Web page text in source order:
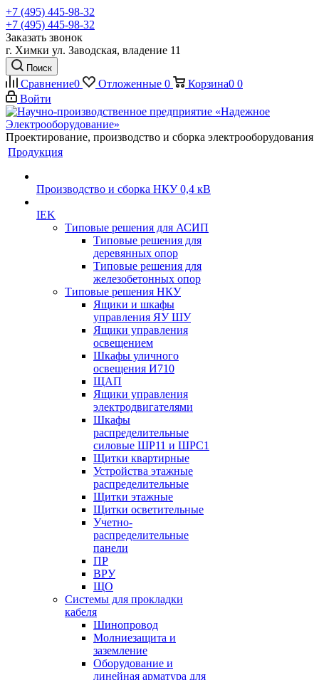
+7 (495) 445-98-32
+7 (495) 445-98-32
Заказать звонок
г. Химки ул. Заводская, владение 11
Поиск
Сравнение0 Отложенные 0 Корзина0 0
Войти
Проектирование, производство и сборка электрооборудования
Продукция
Производство и сборка НКУ 0,4 кВ
IEK
Типовые решения для АСИП
Типовые решения для
деревянных опор
Типовые решения для
железобетонных опор
Типовые решения НКУ
Ящики и шкафы
управления ЯУ ШУ
Ящики управления
освещением
Шкафы уличного
освещения И710
ЩАП
Ящики управления
электродвигателями
Шкафы
распределительные
силовые ШР11 и ШРС1
Щитки квартирные
Устройства этажные
распределительные
Щитки этажные
Щитки осветительные
Учетно-
распределительные
панели
ПР
ВРУ
ЩО
Системы для прокладки
кабеля
Шинопровод
Молниезащита и
заземление
Оборудование и
линейная арматура для